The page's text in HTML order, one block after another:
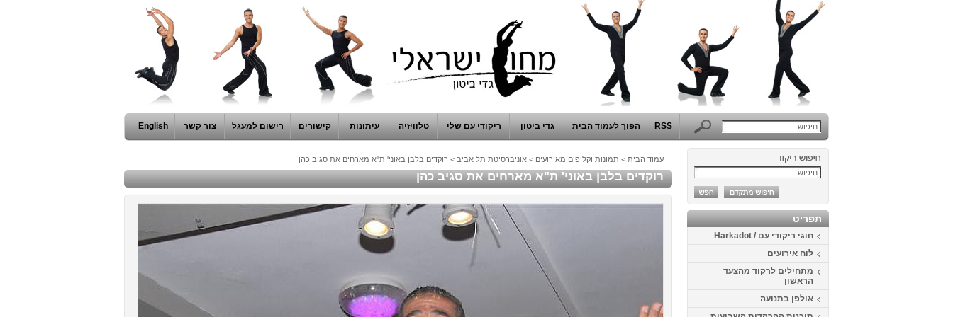
RSS הפוך לעמוד הבית גדי ביטון ריקודי עם שלי טלוויזיה עיתונות קישורים רישום למעגל צור קשר English
תפריט
חוגי ריקודי עם / Harkadot
לוח אירועים
מתחילים לרקוד מהצעד
הראשון
אולפן בתנועה
עמוד הבית > תמונות וקליפים מאירועים > אוניברסיטת תל אביב > רוקדים בלבן באוני' ת"א מארחים את סגיב כהן
רוקדים בלבן באוני' ת"א מארחים את סגיב כהן